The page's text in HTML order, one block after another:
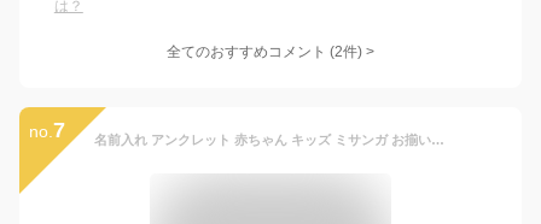
は？
全てのおすすめコメント (2件) >
no. 7 名前入れ アンクレット 赤ちゃん キッズ ミサンガ お揃い 親子 ペア 文字入り 文字入れ 名入れ プレゼント 出産 子供 キッズ ベビー 記念品 オーダーメイド 家族 足 足首